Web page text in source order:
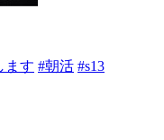
ます #朝活 #s13